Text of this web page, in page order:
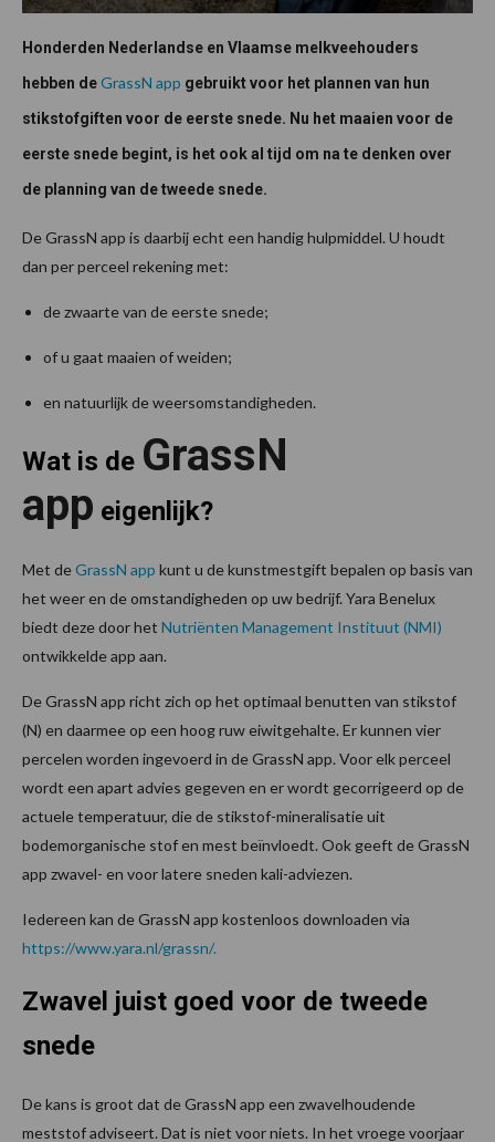
Honderden Nederlandse en Vlaamse melkveehouders
hebben deGrassN app gebruikt voor het plannen van hun
stikstofgiften voor de eerste snede. Nu het maaien voor de
eerste snede begint, is het ook al tijd om na te denken over
de planning van de tweede snede.
De GrassN app is daarbij echt een handig hulpmiddel. U houdt
dan per perceel rekening met:
de zwaarte van de eerste snede;
of u gaat maaien of weiden;
en natuurlijk de weersomstandigheden.
Wat is de GrassN
app eigenlijk?
Met deGrassN app kunt u de kunstmestgift bepalen op basis van
het weer en de omstandigheden op uw bedrijf. Yara Benelux
biedt deze door het Nutriënten Management Instituut (NMI)
ontwikkelde app aan.
De GrassN app richt zich op het optimaal benutten van stikstof
(N) en daarmee op een hoog ruw eiwitgehalte. Er kunnen vier
percelen worden ingevoerd in de GrassN app. Voor elk perceel
wordt een apart advies gegeven en er wordt gecorrigeerd op de
actuele temperatuur, die de stikstof-mineralisatie uit
bodemorganische stof en mest beïnvloedt. Ook geeft de GrassN
app zwavel- en voor latere sneden kali-adviezen.
Iedereen kan de GrassN app kostenloos downloaden via
https://www.yara.nl/grassn/.
Zwavel juist goed voor de tweede
snede
De kans is groot dat de GrassN app een zwavelhoudende
meststof adviseert. Dat is niet voor niets. In het vroege voorjaar